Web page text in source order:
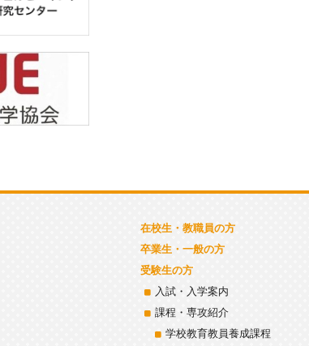
在校生・教職員の方
卒業生・一般の方
受験生の方
入試・入学案内
課程・専攻紹介
学校教育教員養成課程